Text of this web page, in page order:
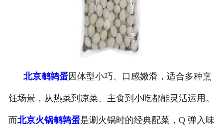
北京新东方食品
北京食品代加工
北京鹌鹑蛋因体型小巧、口感嫩滑，适合多种烹
饪场景，从热菜到凉菜、主食到小吃都能灵活运用。
而北京火锅鹌鹑蛋是涮火锅时的经典配菜，Q 弹入味